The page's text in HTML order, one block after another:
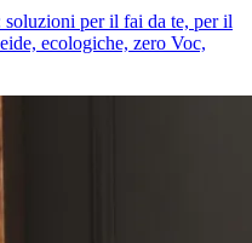
per il fai da te, per il
ecologiche, zero Voc,